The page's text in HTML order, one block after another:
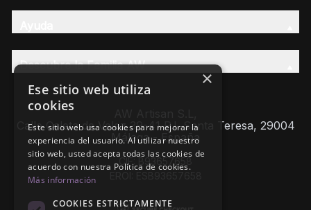
Descubre la Familia AW
Calle Caleta de Velez 39-41 P.I. Santa Teresa, 29004
Málaga - España
CIF: B93657658
×
Ese sitio web utiliza
cookies
Este sitio web usa cookies para mejorar la
experiencia del usuario. Al utilizar nuestro
sitio web, usted acepta todas las cookies de
acuerdo con nuestra Política de cookies.
Más información
COOKIES ESTRICTAMENTE